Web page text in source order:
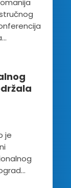
je